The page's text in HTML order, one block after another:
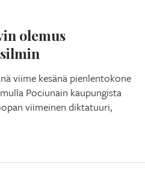
olemus
viime kesänä pienlentokone
Pociunain kaupungista
viimeinen diktatuuri,